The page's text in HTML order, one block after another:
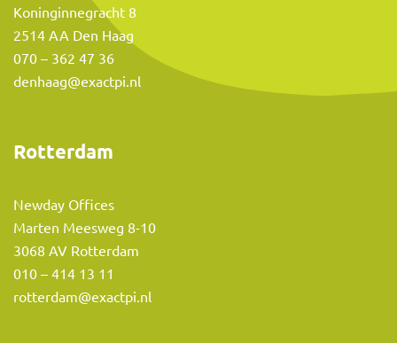
Koninginnegracht 8
2514 AA Den Haag
070 – 362 47 36
denhaag@exactpi.nl
Rotterdam
Newday Offices
Marten Meesweg 8-10
3068 AV Rotterdam
010 – 414 13 11
rotterdam@exactpi.nl